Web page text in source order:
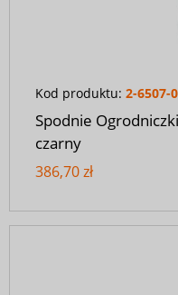
Kod produktu: 2-6507-
Spodnie
czarny
386,70 zł